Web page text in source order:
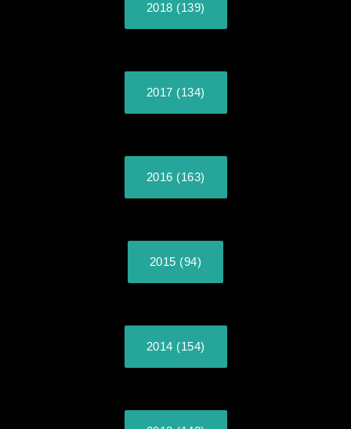
2018 (139)
2017 (134)
2016 (163)
2015 (94)
2014 (154)